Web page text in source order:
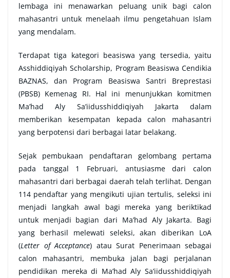
lembaga ini menawarkan peluang unik bagi calon
mahasantri untuk menelaah ilmu pengetahuan Islam
yang mendalam.
Terdapat tiga kategori beasiswa yang tersedia, yaitu
Asshiddiqiyah Scholarship, Program Beasiswa Cendikia
BAZNAS, dan Program Beasiswa Santri Breprestasi
(PBSB) Kemenag RI. Hal ini menunjukkan komitmen
Ma’had Aly Sa’iidusshiddiqiyah Jakarta dalam
memberikan kesempatan kepada calon mahasantri
yang berpotensi dari berbagai latar belakang.
Sejak pembukaan pendaftaran gelombang pertama
pada tanggal 1 Februari, antusiasme dari calon
mahasantri dari berbagai daerah telah terlihat. Dengan
114 pendaftar yang mengikuti ujian tertulis, seleksi ini
menjadi langkah awal bagi mereka yang beriktikad
untuk menjadi bagian dari Ma’had Aly Jakarta. Bagi
yang berhasil melewati seleksi, akan diberikan LoA
(Letter of Acceptance) atau Surat Penerimaan sebagai
calon mahasantri, membuka jalan bagi perjalanan
pendidikan mereka di Ma’had Aly Sa’iidusshiddiqiyah